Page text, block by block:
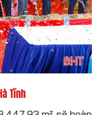
Tĩnh